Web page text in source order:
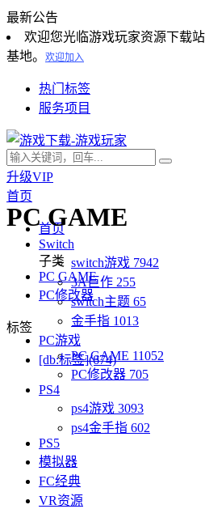
最新公告
欢迎您光临游戏玩家资源下载
基地。
欢迎加入
热门标签
服务项目
升级VIP
首页
首页
Switch
switch游戏 7942
3A巨作 255
switch主题 65
金手指 1013
PC游戏
PC GAME 11052
PC修改器 705
PS4
ps4游戏 3093
ps4金手指 602
PS5
模拟器
FC经典
VR资源
PC GAME
子类
PC GAME
PC修改器
标签
[db:标签](674)